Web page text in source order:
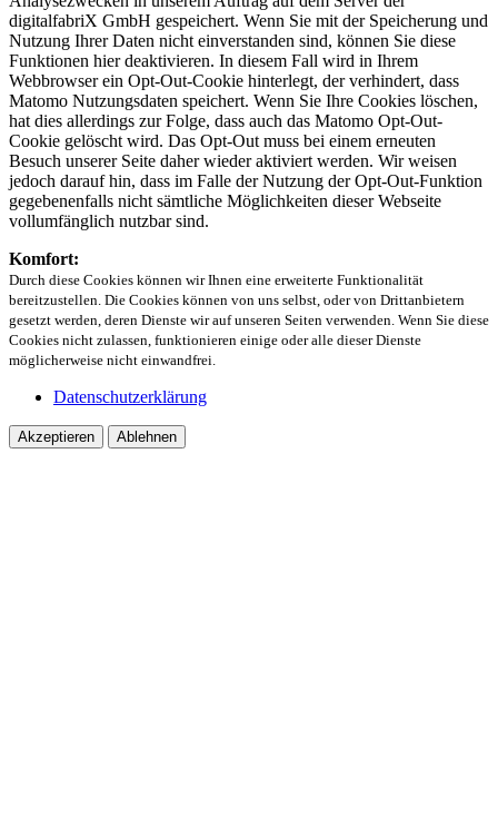
digitalfabriX GmbH gespeichert. Wenn Sie mit der Speicherung und
Nutzung Ihrer Daten nicht einverstanden sind, können Sie diese
Funktionen hier deaktivieren. In diesem Fall wird in Ihrem
Webbrowser ein Opt-Out-Cookie hinterlegt, der verhindert, dass
Matomo Nutzungsdaten speichert. Wenn Sie Ihre Cookies löschen,
hat dies allerdings zur Folge, dass auch das Matomo Opt-Out-
Cookie gelöscht wird. Das Opt-Out muss bei einem erneuten
Besuch unserer Seite daher wieder aktiviert werden. Wir weisen
jedoch darauf hin, dass im Falle der Nutzung der Opt-Out-Funktion
gegebenenfalls nicht sämtliche Möglichkeiten dieser Webseite
vollumfänglich nutzbar sind.
Komfort:
Durch diese Cookies können wir Ihnen eine erweiterte Funktionalität
bereitzustellen. Die Cookies können von uns selbst, oder von Drittanbietern
gesetzt werden, deren Dienste wir auf unseren Seiten verwenden. Wenn Sie diese
Cookies nicht zulassen, funktionieren einige oder alle dieser Dienste
möglicherweise nicht einwandfrei.
Datenschutzerklärung
Akzeptieren Ablehnen